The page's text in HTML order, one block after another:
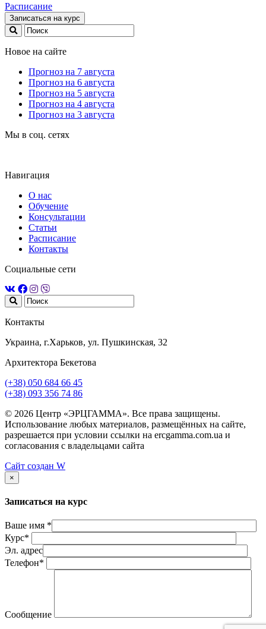
Расписание
Записаться на курс
Новое на сайте
Прогноз на 7 августа
Прогноз на 6 августа
Прогноз на 5 августа
Прогноз на 4 августа
Прогноз на 3 августа
Мы в соц. сетях
Навигация
О нас
Обучение
Консультации
Статьи
Расписание
Контакты
Социальные сети
Контакты
Украина, г.Харьков, ул. Пушкинская, 32
Архитектора Бекетова
(+38) 050 684 66 45
(+38) 093 356 74 86
© 2026 Центр «ЭРЦГАММА». Все права защищены.
Использование любых материалов, размещённых на сайте,
разрешается при условии ссылки на ercgamma.com.ua и
согласования с владельцами сайта
Сайт создан W
×
Записаться на курс
Ваше имя *
Курс*
Эл. адрес
Телефон*
Сообщение